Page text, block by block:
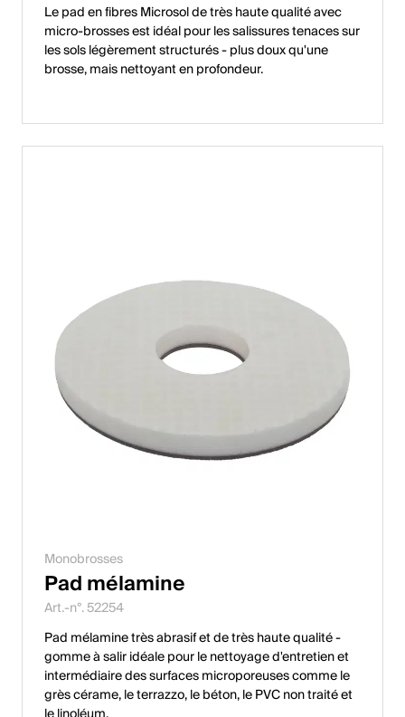
Le pad en fibres Microsol de très haute qualité avec
micro-brosses est idéal pour les salissures tenaces sur
les sols légèrement structurés - plus doux qu'une
brosse, mais nettoyant en profondeur.
Monobrosses
Pad mélamine
Art.-n°. 52254
Pad mélamine très abrasif et de très haute qualité -
gomme à salir idéale pour le nettoyage d'entretien et
intermédiaire des surfaces microporeuses comme le
grès cérame, le terrazzo, le béton, le PVC non traité et